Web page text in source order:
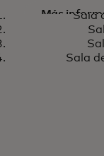
Sala de
Más
Sala
Sala